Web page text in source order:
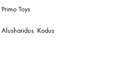
Primo Toys
Alusharidus, Kodus